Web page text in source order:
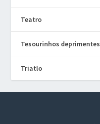
Teatro
Tesourinhos deprimentes
Triatlo